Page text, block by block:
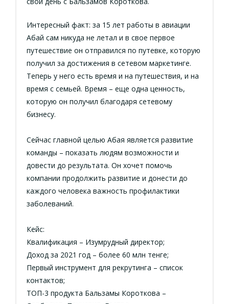
Интересный факт: за 15 лет работы в авиации
Абай сам никуда не летал и в свое первое
путешествие он отправился по путевке, которую
получил за достижения в сетевом маркетинге.
Теперь у него есть время и на путешествия, и на
время с семьей. Время – еще одна ценность,
которую он получил благодаря сетевому
бизнесу.
Сейчас главной целью Абая является развитие
команды – показать людям возможности и
довести до результата. Он хочет помочь
компании продолжить развитие и донести до
каждого человека важность профилактики
заболеваний.
Кейс:
Квалификация – Изумрудный директор;
Доход за 2021 год – более 60 млн тенге;
Первый инструмент для рекрутинга – список
контактов;
ТОП-3 продукта Бальзамы Короткова –